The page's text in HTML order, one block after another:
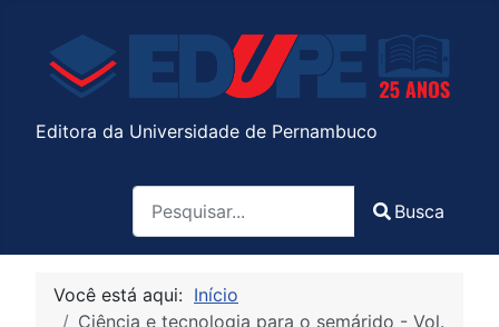
Editora da Universidade de Pernambuco
Busca
Você está aqui: Início
Ciência e tecnologia para o semárido - Vol.